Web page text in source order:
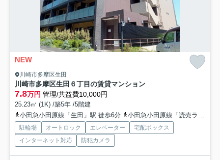
NEW
川崎市多摩区生田
川崎市多摩区生田６丁目の賃貸マンション
7.8万円 管理/共益費10,000円
25.23㎡ (1K) /築5年 /5階建
小田急小田原線「生田」駅 徒歩6分
小田急小田原線「読売ランド前」駅 徒歩15分
駐輪場 オートロック エレベーター
宅配ボックス
インターネット対応
防犯カメラ